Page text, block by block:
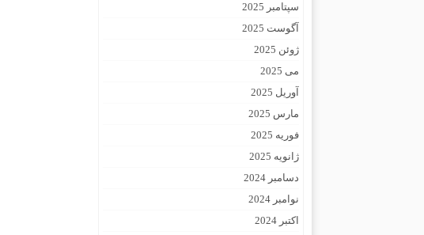
سپتامبر 2025
آگوست 2025
ژوئن 2025
می 2025
آوریل 2025
مارس 2025
فوریه 2025
ژانویه 2025
دسامبر 2024
نوامبر 2024
اکتبر 2024